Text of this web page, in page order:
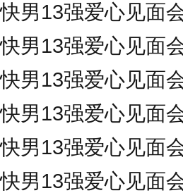
快男13强爱心见面
快男13强爱心见面
快男13强爱心见面
快男13强爱心见面
快男13强爱心见面
快男13强爱心见面